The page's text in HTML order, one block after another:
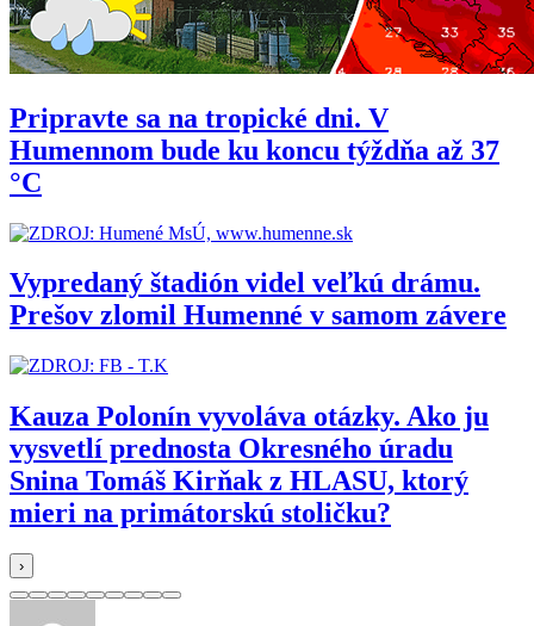
Pripravte sa na tropické dni. V
Humennom bude ku koncu týždňa až 37
°C
Vypredaný štadión videl veľkú drámu.
Prešov zlomil Humenné v samom závere
Kauza Polonín vyvoláva otázky. Ako ju
vysvetlí prednosta Okresného úradu
Snina Tomáš Kirňak z HLASU, ktorý
mieri na primátorskú stoličku?
›